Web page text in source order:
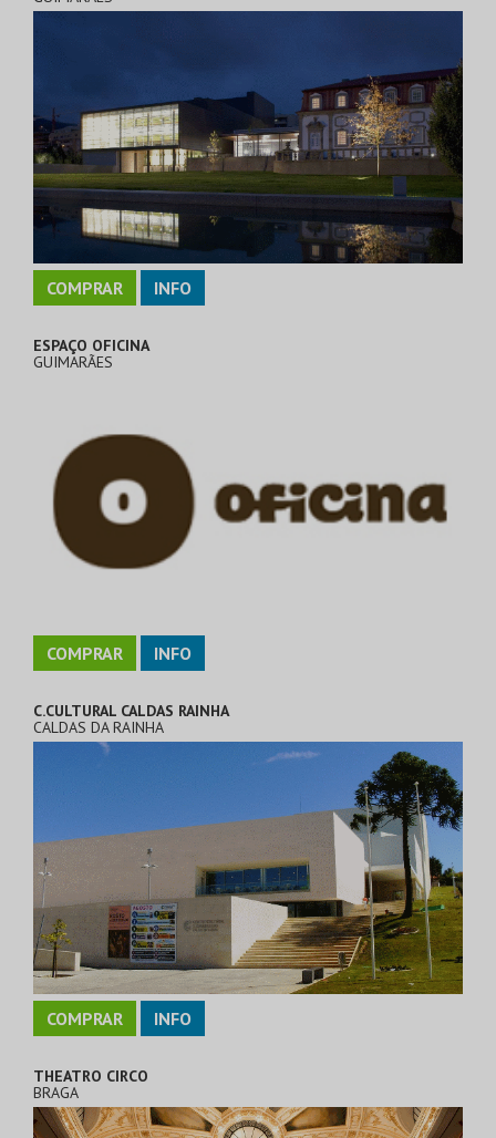
COMPRAR INFO
ESPAÇO OFICINA
GUIMARÃES
COMPRAR INFO
C.CULTURAL CALDAS RAINHA
CALDAS DA RAINHA
COMPRAR INFO
THEATRO CIRCO
BRAGA